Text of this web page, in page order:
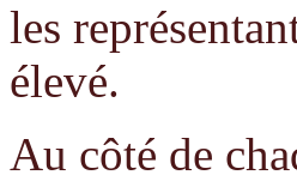
les
élevé.
Au côté de